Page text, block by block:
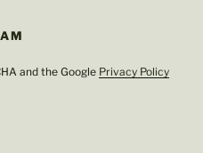
and the Google Privacy Policy